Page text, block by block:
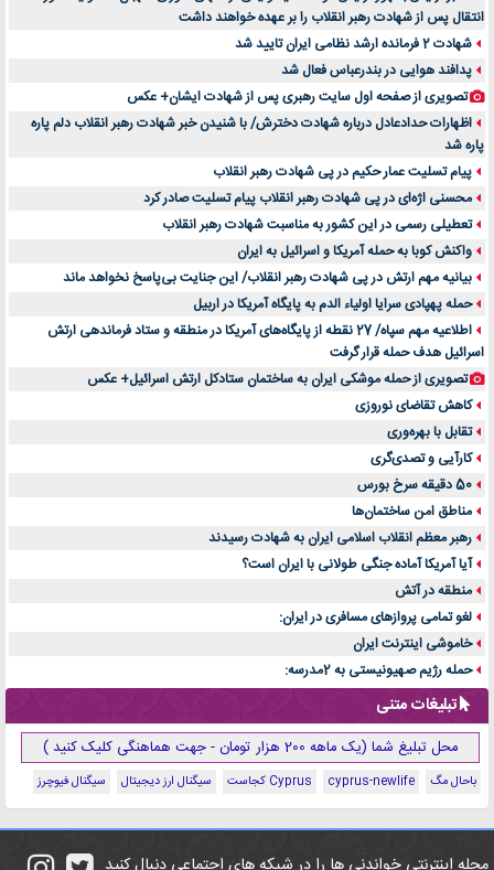
انتقال پس ‌از شهادت رهبر انقلاب را بر عهده خواهند داشت
شهادت 2 فرمانده ارشد نظامی ایران تایید شد
پدافند هوایی در بندرعباس فعال شد
تصویری از صفحه اول سایت رهبری پس از شهادت ایشان+ عکس
اظهارات حدادعادل درباره شهادت دخترش/ با شنیدن خبر شهادت رهبر انقلاب دلم پاره
پاره شد
پیام تسلیت عمار حکیم در پی شهادت رهبر انقلاب
محسنی اژه‌ای در پی شهادت رهبر انقلاب پیام تسلیت صادر کرد
تعطیلی رسمی در این کشور به مناسبت شهادت رهبر انقلاب
واکنش کوبا به حمله آمریکا و اسرائیل به ایران
بیانیه مهم ارتش در پی شهادت رهبر انقلاب/ این جنایت بی‌پاسخ نخواهد ماند
حمله پهپادی سرایا اولیاء الدم به پایگاه آمریکا در اربیل
اطلاعیه مهم سپاه/ 27 نقطه از پایگاه‌های آمریکا در منطقه و ستاد فرماندهی ارتش
اسرائیل هدف حمله قرار گرفت
تصویری از حمله موشکی ایران به ساختمان ستادکل ارتش اسرائیل+ عکس
کاهش تقاضای نوروزی
تقابل با بهره‌وری
کارآیی و تصدی‌گری
50 دقیقه سرخ بورس
مناطق امن ساختمان‌ها
رهبر معظم انقلاب اسلامی ایران به شهادت رسیدند
آیا آمریکا آماده جنگی طولانی با ایران است؟
منطقه در آتش
لغو تمامی پروازهای مسافری در ایران:
خاموشی اینترنت ایران
حمله رژیم صهیونیستی به 2مدرسه:
تبلیغات متنی
محل تبلیغ شما (یک ماهه 200 هزار تومان - جهت هماهنگی کلیک کنید )
باحال مگ cyprus-newlife Cyprus کجاست سیگنال ارز دیجیتال سیگنال فیوچرز